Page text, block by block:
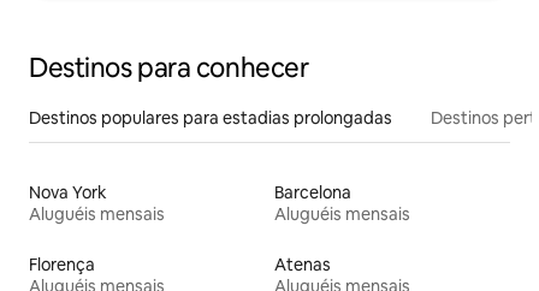
Destinos para conhecer
Destinos populares para estadias prolongadas Destinos
Nova York
Aluguéis mensais
Barcelona
Aluguéis mensais
Florença
Aluguéis mensais
Atenas
Aluguéis mensais